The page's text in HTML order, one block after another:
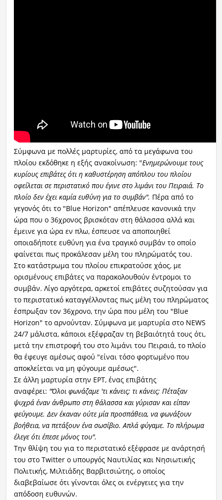
Σύμφωνα με πολλές μαρτυρίες, από τα μεγάφωνα του
πλοίου εκδόθηκε η εξής ανακοίνωση: "Ενημερώνουμε τους
κυρίους επιβάτες ότι η καθυστέρηση απόπλου του πλοίου
οφείλεται σε περιστατικό που έγινε στο λιμάνι του Πειραιά. Το
πλοίο δεν έχει καμία ευθύνη για το συμβάν". Πέρα από το
γεγονός ότι το "Blue Horizon" απέπλευσε κανονικά την
ώρα που ο 36χρονος βρισκόταν στη θάλασσα αλλά και
έμεινε για ώρα εν πλω, έσπευσε να αποποιηθεί
οποιαδήποτε ευθύνη για ένα τραγικό συμβάν το οποίο
φαίνεται πως προκάλεσαν μέλη του πληρώματός του.
Στο κατάστρωμα του πλοίου επικρατούσε χάος, με
ορισμένους επιβάτες να παρακολουθούν έντρομοι το
συμβάν. Λίγο αργότερα, αρκετοί επιβάτες συζητούσαν για
το περιστατικό καταγγέλλοντας πως μέλη του πληρώματος
έσπρωξαν τον 36χρονο, την ώρα που μέλη του "Blue
Horizon" το αρνούνταν. Σύμφωνα με μαρτυρία στο NEWS
24/7 μάλιστα, κάποιοι εξέφραζαν τη βεβαιότητά τους ότι,
μετά την επιστροφή του στο λιμάνι του Πειραιά, το πλοίο
θα έφευγε αμέσως αφού "είναι τόσο φορτωμένο που
αποκλείεται να μη φύγουμε αμέσως".
Σε άλλη μαρτυρία στην ΕΡΤ, ένας επιβάτης
αναφέρει: "Όλοι φωνάζαμε 'τι κάνεις; τι κάνεις; Πέταξαν
ψυχρά έναν άνθρωπο στη θάλασσα και γύρισαν και είπαν
φεύγουμε. Δεν έκαναν ούτε μία προσπάθεια, να φωνάξουν
βοήθεια, να πετάξουν ένα σωσίβιο. Απλά φύγαμε. Το πλήρωμα
έλεγε ότι έπεσε μόνος του".
Την θλίψη του για το περιστατικό εξέφρασε με ανάρτησή
του στο Twitter ο υπουργός Ναυτιλίας και Νησιωτικής
Πολιτικής, Μιλτιάδης Βαρβιτσιώτης, ο οποίος
διαβεβαίωσε ότι γίνονται όλες οι ενέργειες για την
απόδοση ευθυνών.